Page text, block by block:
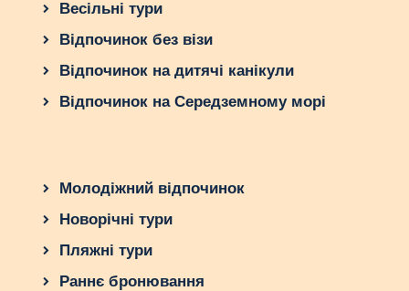
Весільні тури
Відпочинок без візи
Відпочинок на дитячі канікули
Відпочинок на Середземному морі
Молодіжний відпочинок
Новорічні тури
Пляжні тури
Раннє бронювання